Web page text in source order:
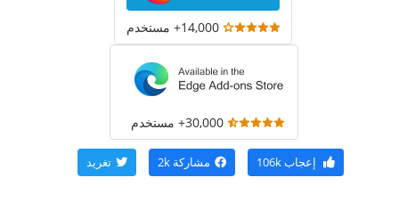
14,000+ مستخدم
30,000+ مستخدم
إعجاب106k مشاركة 2k تغريد